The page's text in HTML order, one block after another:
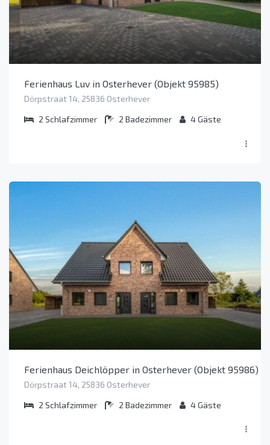
Ferienhaus Luv in Osterhever (Objekt 95985)
Dörpstraat 14, 25836 Osterhever
2 Schlafzimmer 2 Badezimmer 4Gäste
Ferienhaus Deichlöpper in Osterhever (Objekt 95986)
Dörpstraat 14, 25836 Osterhever
2 Schlafzimmer 2 Badezimmer 4Gäste